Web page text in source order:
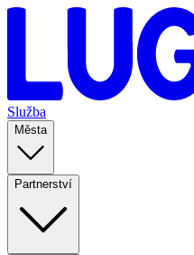
Služba
Města
Partnerství